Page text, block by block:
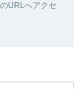
URLへアクセ